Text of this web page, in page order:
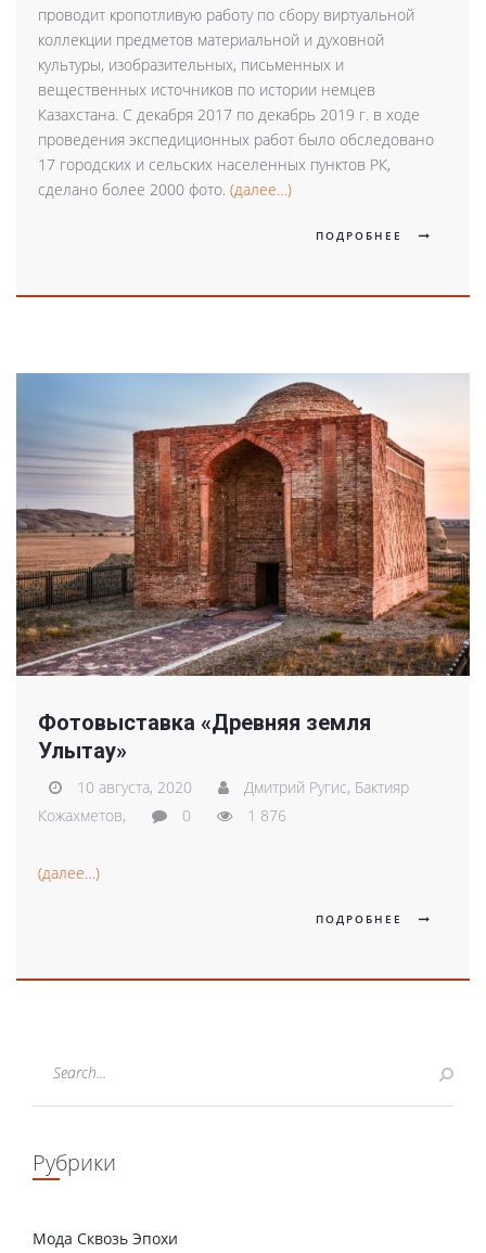
проводит кропотливую работу по сбору виртуальной
коллекции предметов материальной и духовной
культуры, изобразительных, письменных и
вещественных источников по истории немцев
Казахстана. С декабря 2017 по декабрь 2019 г. в ходе
проведения экспедиционных работ было обследовано
17 городских и сельских населенных пунктов РК,
сделано более 2000 фото. (далее…)
ПОДРОБНЕЕ
Фотовыставка «Древняя земля
Улытау»
10 августа, 2020 Дмитрий Ругис, Бактияр
Кожахметов,
0 1 876
(далее…)
ПОДРОБНЕЕ
Рубрики
Мода Сквозь Эпохи